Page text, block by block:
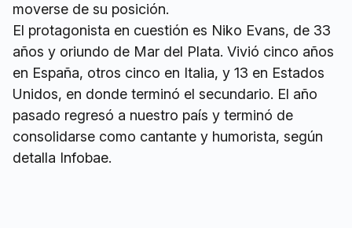
moverse de su posición.
El protagonista en cuestión es Niko Evans, de 33
años y oriundo de Mar del Plata. Vivió cinco años
en España, otros cinco en Italia, y 13 en Estados
Unidos, en donde terminó el secundario. El año
pasado regresó a nuestro país y terminó de
consolidarse como cantante y humorista, según
detalla Infobae.